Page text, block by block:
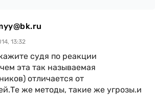
13:32
судя по реакции
эта так называемая
отличается от
же методы, такие же угрозы.и